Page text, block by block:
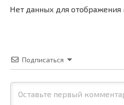
Нет данных для отображения
Подписаться